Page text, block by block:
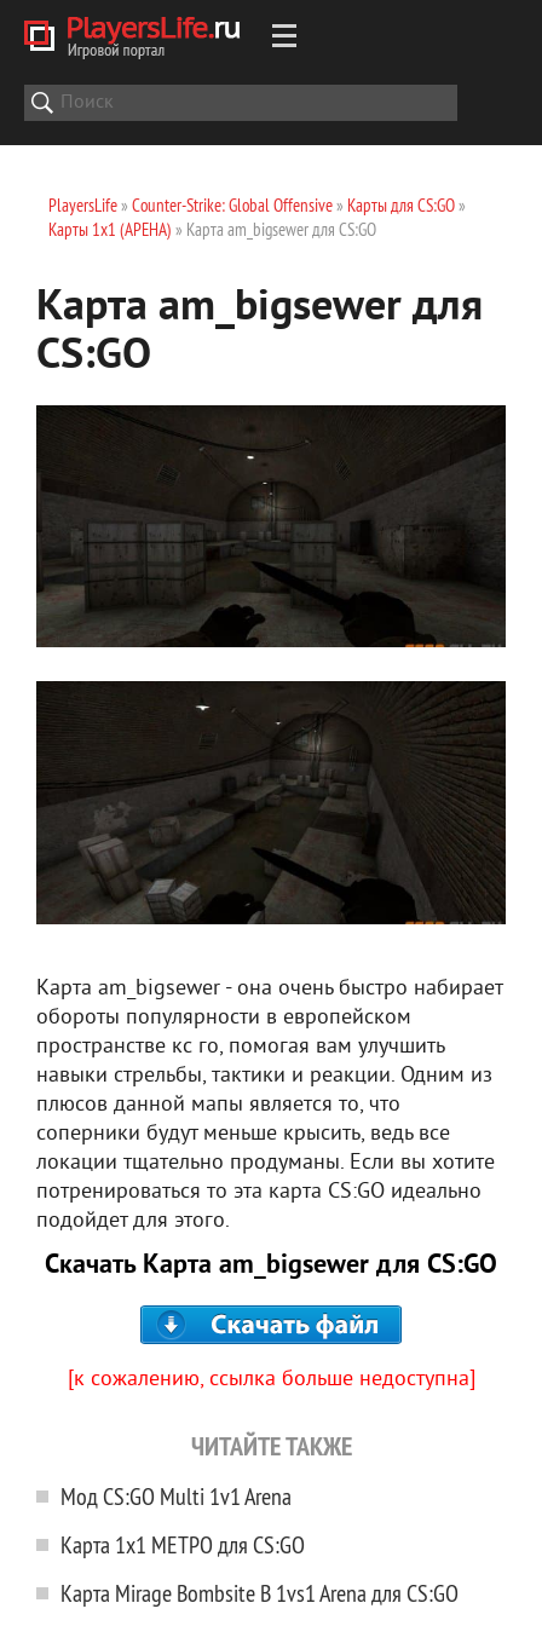
PlayersLife» Counter-Strike: Global Offensive» Карты для CS:GO»
Карты 1х1 (АРЕНА) » Карта am_bigsewer для CS:GO
Карта am_bigsewer для
CS:GO
Карта am_bigsewer - она очень быстро набирает
обороты популярности в европейском
пространстве кс го, помогая вам улучшить
навыки стрельбы, тактики и реакции. Одним из
плюсов данной мапы является то, что
соперники будут меньше крысить, ведь все
локации тщательно продуманы. Если вы хотите
потренироваться то эта карта CS:GO идеально
подойдет для этого.
Скачать Карта am_bigsewer для CS:GO
[к сожалению, ссылка больше недоступна]
ЧИТАЙТЕ ТАКЖЕ
Мод CS:GO Multi 1v1 Arena
Карта 1х1 МЕТРО для CS:GO
Карта Mirage Bombsite B 1vs1 Arena для CS:GO